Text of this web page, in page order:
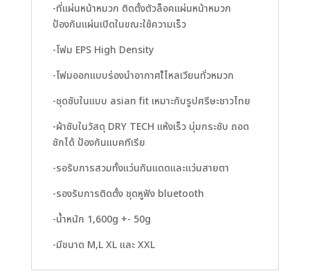
-ที่แผ่นหน้าหมวก ติดตั้งตัวล็อคแผ่นหน้าหมวก
ป้องกันแผ่นเปิดในขณะใช้ความเร็ว
-โฟม EPS High Density
-โฟมออกแบบร่องนำอากาศใ้ไหลเวียนทั่วหมวก
-ชุดซับในแบบ asian fit เหมาะกับรูปศรีษะชาวไทย
-ผ้าซับในวัสดุ DRY TECH แห้งเร็ว นุ่มกระชับ ถอด
ซักได้ ป้องกันแบคทีเรีย
-รอรับการสวมทั้งแว่นกันแดดและแว่นสายตา
-รองรับการติดตั้ง ชุดหูฟัง bluetooth
-น้ำหนัก 1,600g +- 50g
-มีขนาด M,L XL และ XXL